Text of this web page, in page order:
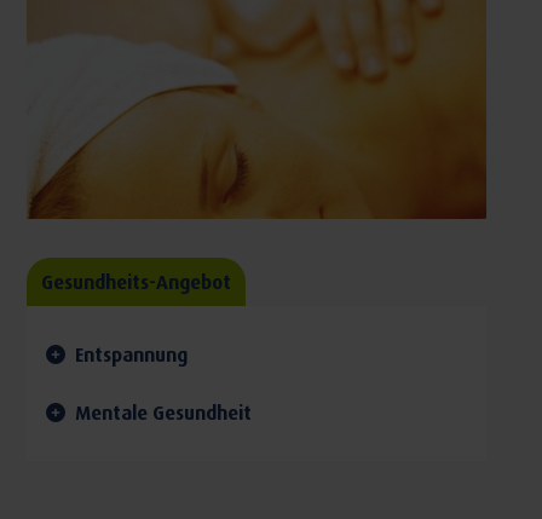
Gesundheits-Angebot
Entspannung
Mentale Gesundheit